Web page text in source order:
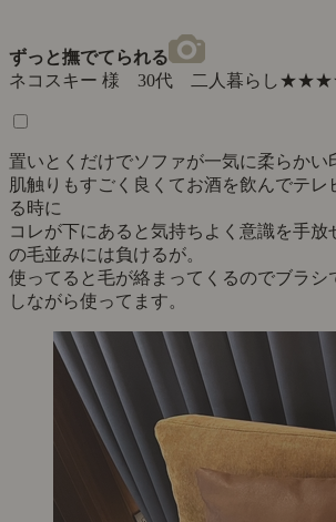
ずっと撫でてられる
ネコスキー 様 30代 二人暮らし
置いとくだけでソファが一気に柔らかい
肌触りもすごく良くてお酒を飲んでテレ
る時に
コレが下にあると気持ちよく意識を手
の毛並みには負けるが。
使ってると毛が絡まってくるのでブラシ
しながら使ってます。